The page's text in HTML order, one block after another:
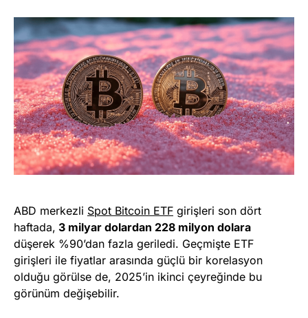
ABD merkezli Spot Bitcoin ETF girişleri son dört
haftada, 3 milyar dolardan 228 milyon dolara
düşerek %90’dan fazla geriledi. Geçmişte ETF
girişleri ile fiyatlar arasında güçlü bir korelasyon
olduğu görülse de, 2025’in ikinci çeyreğinde bu
görünüm değişebilir.